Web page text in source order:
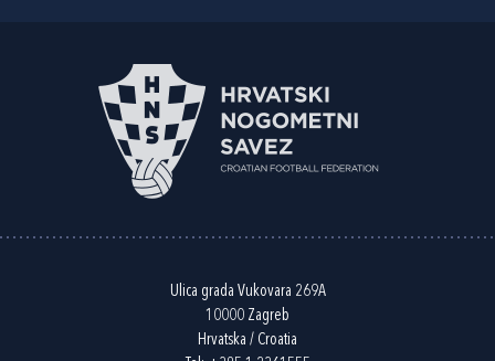
Ulica grada Vukovara 269A
10000 Zagreb
Hrvatska / Croatia